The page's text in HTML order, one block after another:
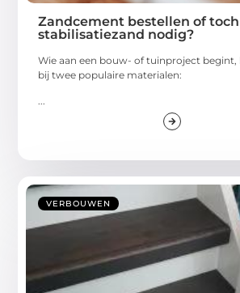
Zandcement bestellen of toch
stabilisatiezand nodig?
Wie aan een bouw- of tuinproject begint,
bij twee populaire materialen:
...
VERBOUWEN